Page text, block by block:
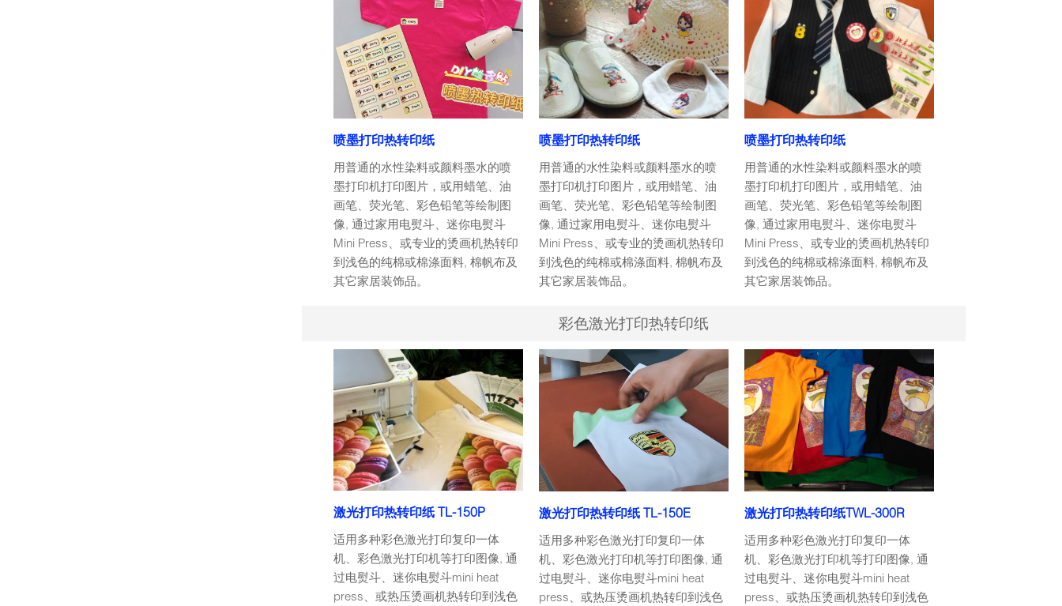
喷墨打印热转印纸
用普通的水性染料或颜料墨水的喷
墨打印机打印图片，或用蜡笔、油
画笔、荧光笔、彩色铅笔等绘制图
像, 通过家用电熨斗、迷你电熨斗
Mini Press、或专业的烫画机热转印
到浅色的纯棉或棉涤面料, 棉帆布及
其它家居装饰品。
喷墨打印热转印纸
用普通的水性染料或颜料墨水的喷
墨打印机打印图片，或用蜡笔、油
画笔、荧光笔、彩色铅笔等绘制图
像, 通过家用电熨斗、迷你电熨斗
Mini Press、或专业的烫画机热转印
到浅色的纯棉或棉涤面料, 棉帆布及
其它家居装饰品。
喷墨打印热转印纸
用普通的水性染料或颜料墨水的喷
墨打印机打印图片，或用蜡笔、油
画笔、荧光笔、彩色铅笔等绘制图
像, 通过家用电熨斗、迷你电熨斗
Mini Press、或专业的烫画机热转印
到浅色的纯棉或棉涤面料, 棉帆布及
其它家居装饰品。
彩色激光打印热转印纸
激光打印热转印纸 TL-150P
适用多种彩色激光打印复印一体
机、彩色激光打印机等打印图像, 通
过电熨斗、迷你电熨斗mini heat
press、或热压烫画机热转印到浅色
激光打印热转印纸 TL-150E
适用多种彩色激光打印复印一体
机、彩色激光打印机等打印图像, 通
过电熨斗、迷你电熨斗mini heat
press、或热压烫画机热转印到浅色
激光打印热转印纸TWL-300R
适用多种彩色激光打印复印一体
机、彩色激光打印机等打印图像, 通
过电熨斗、迷你电熨斗mini heat
press、或热压烫画机热转印到浅色